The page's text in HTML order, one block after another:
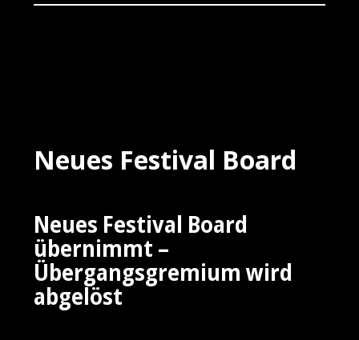
Neues Festival Board
Neues Festival Board
übernimmt –
Übergangsgremium wird
abgelöst